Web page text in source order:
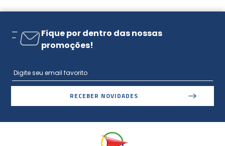
Fique por dentro das nossas
promoções!
RECEBER NOVIDADES